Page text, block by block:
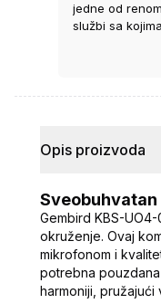
jedne od
službi sa
Opis proizvoda
Gembird KBS-
okruženje. Ovaj
mikrofonom i
potrebna
harmoniji, pružajući